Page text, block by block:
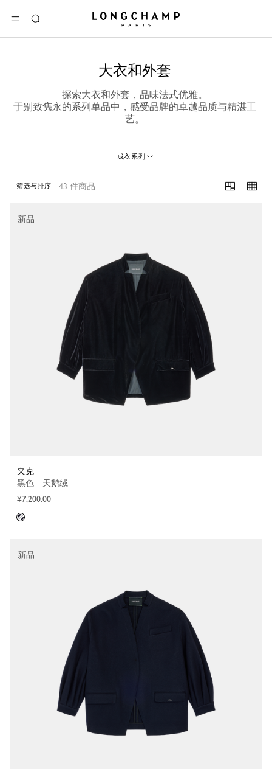
选单
搜
索
Longchamp - 主页
大衣和外套
探索大衣和外套，品味法式优雅。
于别致隽永的系列单品中，感受品牌的卓越品质与精湛工
艺。
成衣系列
43 件商品
筛选与排序
夹克
黑色 - 天鹅绒
¥7,200.00
新品
新品